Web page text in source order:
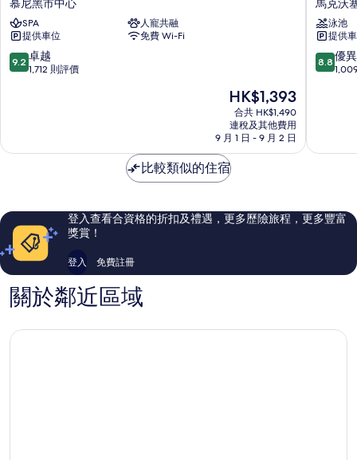
夫
伊
甸
酒
店
心
慕尼黑市中心
SPA
人寵共融
提供車位
免費 Wi-Fi
9.2
分
卓
評
價
篇
評
9.2 卓越
1,712 則評價
現
售
HK$1,393
HK$1,393
合共 HK$1,490
連稅及其他費用
9 月 1 日 - 9 月 2 日
之
星
大
中
心
塞
馬克沃
泳池
提供
8.8
分
優
評
價
8.8 優異
比較類似的住宿
登入查看合資格的折扣及禮遇，更多歷險旅程，更多豐富
獎賞！
登入 免費註冊
關於鄰近區域